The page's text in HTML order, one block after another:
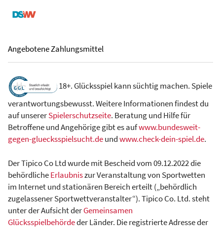
Angebotene Zahlungsmittel
18+. Glücksspiel kann süchtig machen. Spiele
verantwortungsbewusst. Weitere Informationen findest du
auf unsererSpielerschutzseite. Beratung und Hilfe für
Betroffene und Angehörige gibt es aufwww.bundesweit-
gegen-gluecksspielsucht.deundwww.check-dein-spiel.de.
Der Tipico Co Ltd wurde mit Bescheid vom 09.12.2022 die
behördlicheErlaubniszur Veranstaltung von Sportwetten
im Internet und stationären Bereich erteilt („behördlich
zugelassener Sportwettveranstalter“). Tipico Co. Ltd. steht
unter der Aufsicht derGemeinsamen
Glücksspielbehördeder Länder. Die registrierte Adresse der